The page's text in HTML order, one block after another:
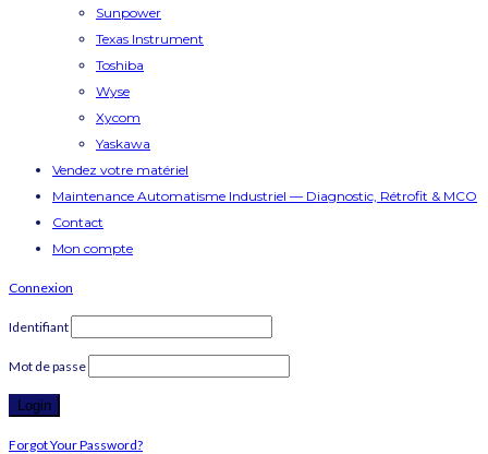
Sunpower
Texas Instrument
Toshiba
Wyse
Xycom
Yaskawa
Vendez votre matériel
Maintenance Automatisme Industriel — Diagnostic, Rétrofit & MCO
Contact
Mon compte
Connexion
Identifiant
Mot de passe
Forgot Your Password?